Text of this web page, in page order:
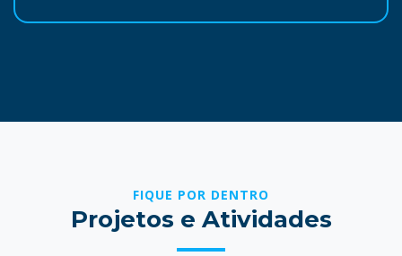
FIQUE POR DENTRO
Projetos e Atividades